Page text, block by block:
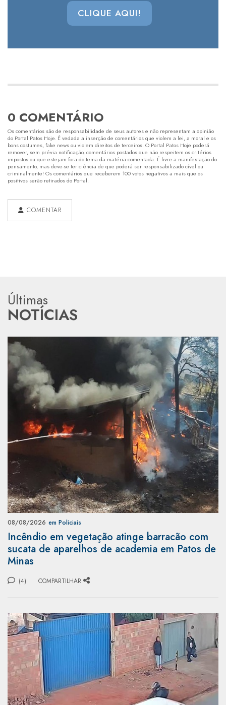
CLIQUE AQUI!
0 COMENTÁRIO
Os comentários são de responsabilidade de seus autores e não representam a opinião
do Portal Patos Hoje. É vedada a inserção de comentários que violem a lei, a moral e os
bons costumes, fake news ou violem direitos de terceiros. O Portal Patos Hoje poderá
remover, sem prévia notificação, comentários postados que não respeitem os critérios
impostos ou que estejam fora do tema da matéria comentada. É livre a manifestação do
pensamento, mas deve-se ter ciência de que poderá ser responsabilizado cível ou
criminalmente! Os comentários que receberem 100 votos negativos a mais que os
positivos serão retirados do Portal.
COMENTAR
Últimas
NOTÍCIAS
08/08/2026 em Policiais
Incêndio em vegetação atinge barracão com
sucata de aparelhos de academia em Patos de
Minas
(4) COMPARTILHAR